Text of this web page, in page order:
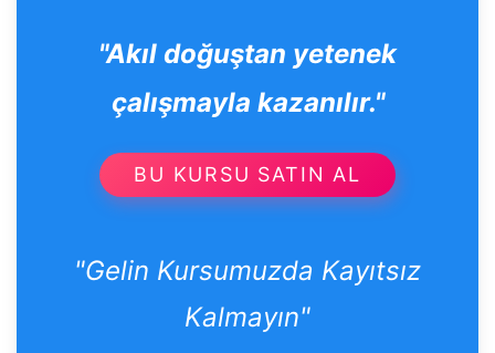
"Akıl doğuştan yetenek
çalışmayla kazanılır."
BU KURSU SATIN AL
"Gelin Kursumuzda Kayıtsız
Kalmayın"